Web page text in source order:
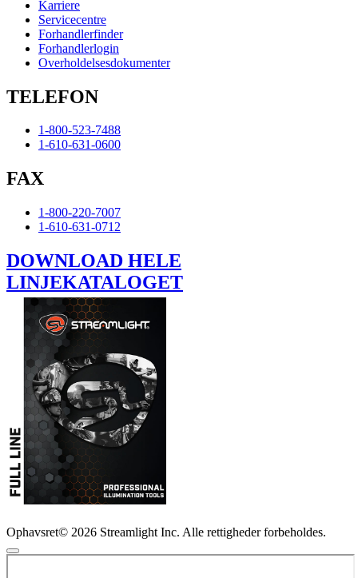
Karriere
Servicecentre
Forhandlerfinder
Forhandlerlogin
Overholdelsesdokumenter
TELEFON
1-800-523-7488
1-610-631-0600
FAX
1-800-220-7007
1-610-631-0712
DOWNLOAD HELE
LINJEKATALOGET
Ophavsret© 2026 Streamlight Inc. Alle rettigheder forbeholdes.